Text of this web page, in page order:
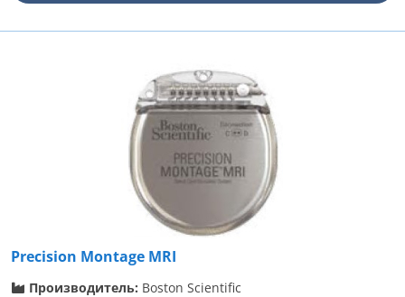
Precision Montage MRI
Производитель: Boston Scientific